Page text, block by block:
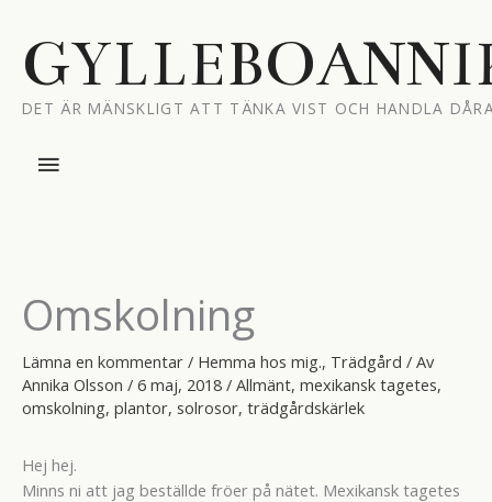
innehåll
DET ÄR MÄNSKLIGT ATT TÄNKA VIST OCH HANDLA
Huvudmeny
Omskolning
Lämna en kommentar / Hemma hos mig., Trädgård / Av
Annika Olsson / 6 maj, 2018 / Allmänt, mexikansk tagetes,
omskolning, plantor, solrosor, trädgårdskärlek
Hej hej.
Minns ni att jag beställde fröer på nätet. Mexikansk tagetes